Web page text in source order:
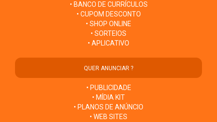
• BANCO DE CURRÍCULOS
• CUPOM DESCONTO
• SHOP ONLINE
• SORTEIOS
• APLICATIVO
QUER ANUNCIAR ?
• PUBLICIDADE
• MÍDIA KIT
• PLANOS DE ANÚNCIO
• WEB SITES